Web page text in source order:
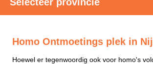
Homo Ontmoetings plek in
Hoewel er tegenwoordig ook voor homo's